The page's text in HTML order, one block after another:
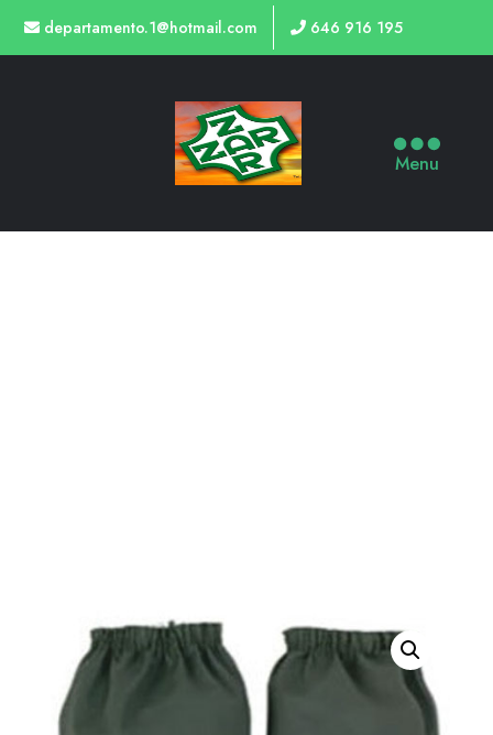
departamento.1@hotmail.com 646 916 195
Menu